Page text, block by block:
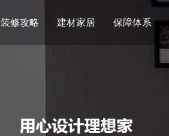
装修攻略 建材家居 保障体系